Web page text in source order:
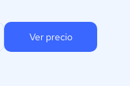
Ver precio